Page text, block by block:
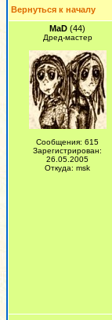
Вернуться к началу
MaD (44)
Дред-мастер
Сообщения: 615
Зарегистрирован:
26.05.2005
Откуда: msk